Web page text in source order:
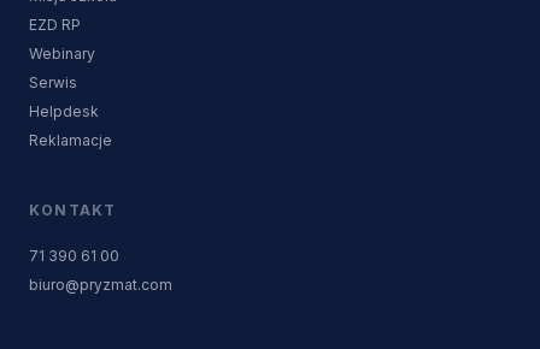
EZD RP
Webinary
Serwis
Helpdesk
Reklamacje
KONTAKT
71 390 61 00
biuro@pryzmat.com